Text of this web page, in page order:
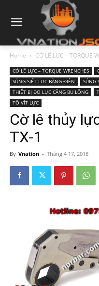
Home CỜ LÊ LỰC – TORQUE
CỜ LÊ LỰC – TORQUE WRENCHES
SÚNG SIẾT LỰC BẰNG ĐIỆN
SÚNG
THIẾT BỊ ĐO LỰC CĂNG BU LÔNG
TÔ VÍT LỰC
Cờ lê thủy
TX-1
By Vnation - Tháng 4 17, 2018